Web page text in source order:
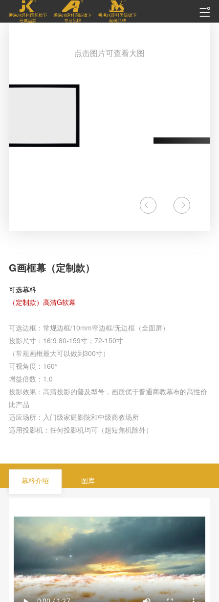
点击图片可查看大图
G画框幕（定制款）
可选幕料
（定制款）高清G软幕
可选边框：常规边框/10mm窄边框/无边框（全面屏）
投影尺寸：16:9 80-159寸；72-150寸
（常规画框最大可以做到300寸）
可视角度：160°
增益倍数：1.0
投影效果：高清投影的普及型号，画质优于普通商教幕布的高性价
比产品
适应场所：入门级家庭影院和中级商教场所
适用投影机：任何投影机均可（超短焦机除外）
幕料介绍 图库